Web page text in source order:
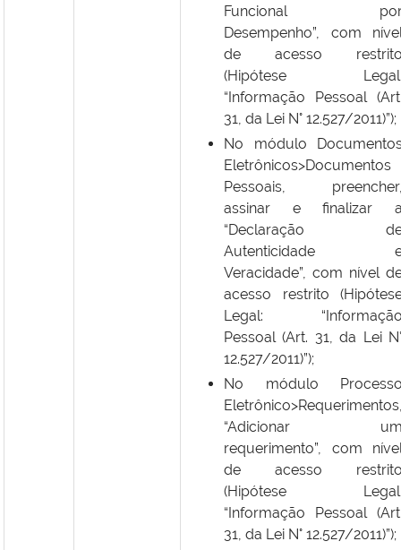
Funcional
Desempenho”, com
de acesso
(Hipótese
“Informação Pessoal
31, da Lei N° 12.527/2011)”);
No módulo
Eletrônicos>Documentos
Pessoais,
assinar e finalizar
“Declaração
Autenticidade
Veracidade”, com nível
acesso restrito
Legal:
Pessoal (Art. 31, da Lei
12.527/2011)”);
No módulo
“Adicionar
requerimento”, com
de acesso
(Hipótese
“Informação Pessoal
31, da Lei N° 12.527/2011)”);